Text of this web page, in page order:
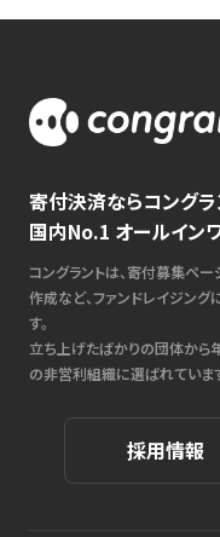
寄付決済ならコングラ
国内No.1 オールイン
コングラントは、寄付募集ペ
作成など、ファンドレイジン
す。
立ち上げたばかりの団体から
の非営利組織に選ばれていま
採用情報